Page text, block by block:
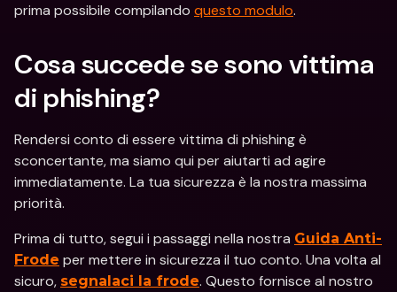
prima possibile compilando questo modulo.
Cosa succede se sono vittima
di phishing?
Rendersi conto di essere vittima di phishing è
sconcertante, ma siamo qui per aiutarti ad agire
immediatamente. La tua sicurezza è la nostra massima
priorità.
Prima di tutto, segui i passaggi nella nostra Guida Anti-
Frode per mettere in sicurezza il tuo conto. Una volta al
sicuro, segnalaci la frode. Questo fornisce al nostro